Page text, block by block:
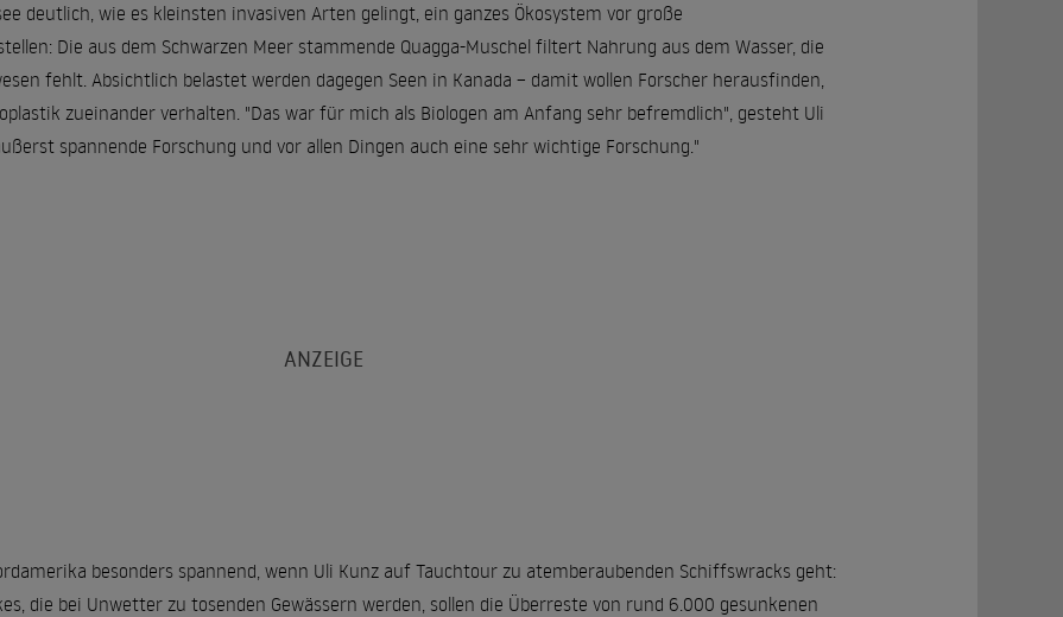
deutlich, wie es kleinsten invasiven Arten gelingt, ein ganzes Ökosystem vor große
Die aus dem Schwarzen Meer stammende Quagga-Muschel filtert Nahrung aus dem Wasser, die
fehlt. Absichtlich belastet werden dagegen Seen in Kanada – damit wollen Forscher herausfinden,
zueinander verhalten. "Das war für mich als Biologen am Anfang sehr befremdlich", gesteht Uli
spannende Forschung und vor allen Dingen auch eine sehr wichtige Forschung."
besonders spannend, wenn Uli Kunz auf Tauchtour zu atemberaubenden Schiffswracks geht:
die bei Unwetter zu tosenden Gewässern werden, sollen die Überreste von rund 6.000 gesunkenen